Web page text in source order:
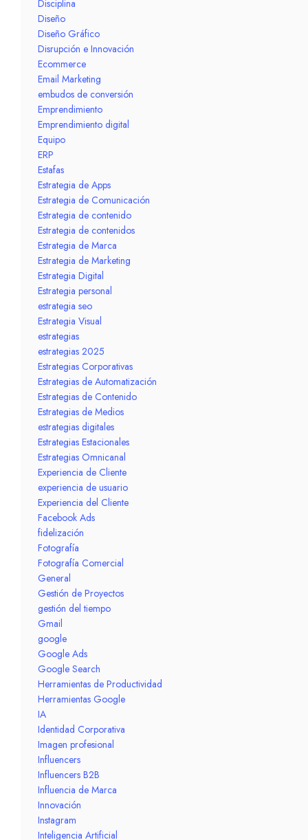
Disciplina
Diseño
Diseño Gráfico
Disrupción e Innovación
Ecommerce
Email Marketing
embudos de conversión
Emprendimiento
Emprendimiento digital
Equipo
ERP
Estafas
Estrategia de Apps
Estrategia de Comunicación
Estrategia de contenido
Estrategia de contenidos
Estrategia de Marca
Estrategia de Marketing
Estrategia Digital
Estrategia personal
estrategia seo
Estrategia Visual
estrategias
estrategias 2025
Estrategias Corporativas
Estrategias de Automatización
Estrategias de Contenido
Estrategias de Medios
estrategias digitales
Estrategias Estacionales
Estrategias Omnicanal
Experiencia de Cliente
experiencia de usuario
Experiencia del Cliente
Facebook Ads
fidelización
Fotografía
Fotografía Comercial
General
Gestión de Proyectos
gestión del tiempo
Gmail
google
Google Ads
Google Search
Herramientas de Productividad
Herramientas Google
IA
Identidad Corporativa
Imagen profesional
Influencers
Influencers B2B
Influencia de Marca
Innovación
Instagram
Inteligencia Artificial